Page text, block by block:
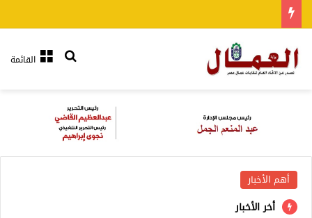
القائمةبحث عن
أهم الأخبار
أخر الأخبار